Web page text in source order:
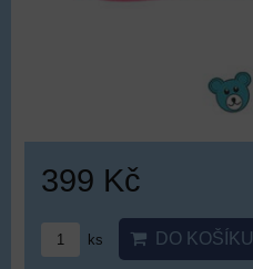
399 Kč
ks DO KOŠÍKU